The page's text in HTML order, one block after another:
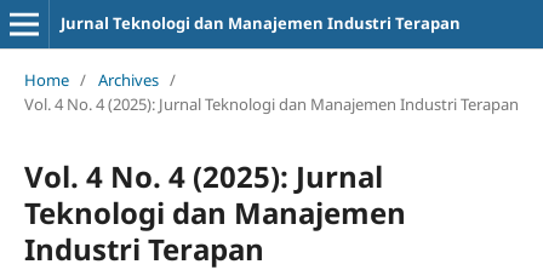
Jurnal Teknologi dan Manajemen Industri Terapan
Home / Archives /
Vol. 4 No. 4 (2025): Jurnal Teknologi dan Manajemen Industri Terapan
Vol. 4 No. 4 (2025): Jurnal
Teknologi dan Manajemen
Industri Terapan